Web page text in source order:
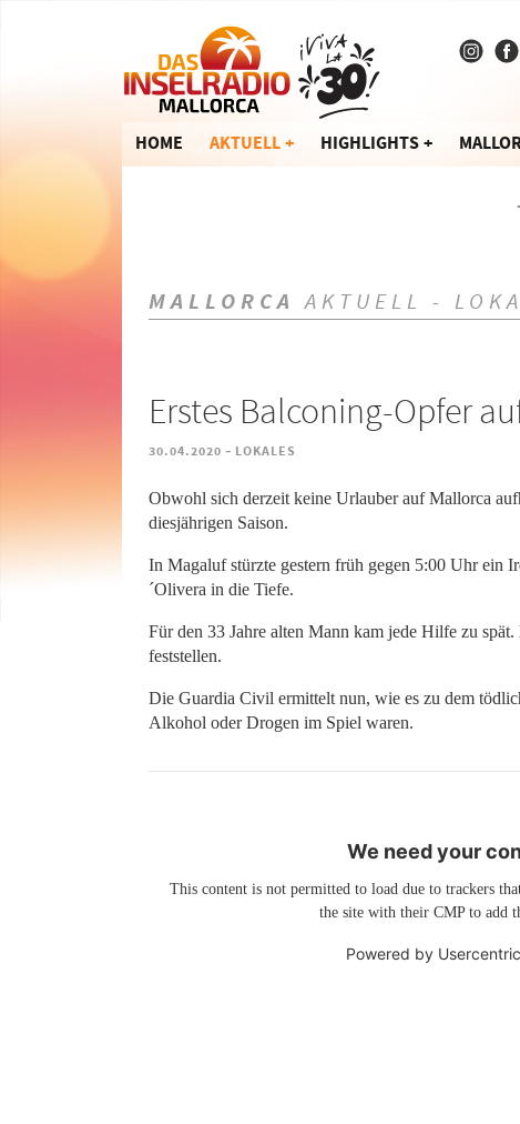
HOME AKTUELL HIGHLIGHTS
MALLORCA AKTUELL -
Erstes Balconing-Opfer
30.04.2020 - LOKALES
Obwohl sich derzeit keine Urlauber auf Mallorca
diesjährigen Saison.
In Magaluf stürzte gestern früh gegen 5:00 Uhr ein
´Olivera in die Tiefe.
Für den 33 Jahre alten Mann kam jede Hilfe zu
feststellen.
Die Guardia Civil ermittelt nun, wie es zu dem
Alkohol oder Drogen im Spiel waren.
We need your
This content is not permitted to load due to trackers
the site with their CMP to add
Powered by